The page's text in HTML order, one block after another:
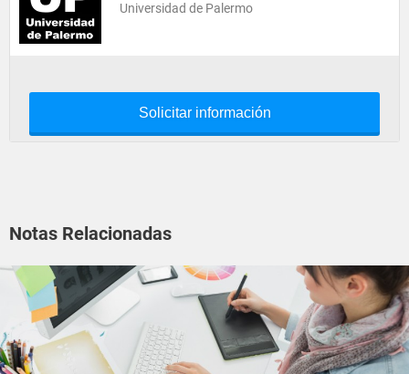
Universidad de Palermo
Solicitar información
Notas Relacionadas